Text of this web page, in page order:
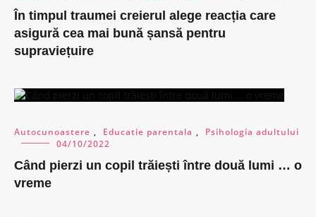
În timpul traumei creierul alege reacția care
asigură cea mai bună șansă pentru
supraviețuire
Autocunoastere , Educatie parentala ,
Psihologia adultului
04/10/2022
Când pierzi un copil trăiești între două lumi … o
vreme